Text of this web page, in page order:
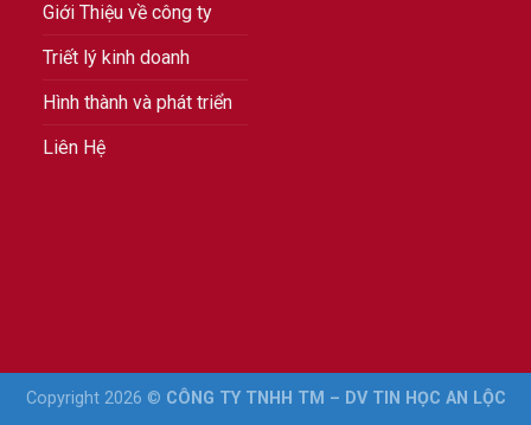
Giới Thiệu về công ty
Triết lý kinh doanh
Hình thành và phát triển
Liên Hệ
Copyright 2026 © CÔNG TY TNHH TM – DV TIN HỌC AN LỘC